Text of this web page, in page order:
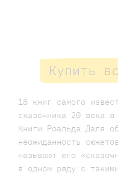
Купить
18 книг самого
сказочника 20 века в
Книги Роальда Даля
неожиданность
называют его
в одном ряду с